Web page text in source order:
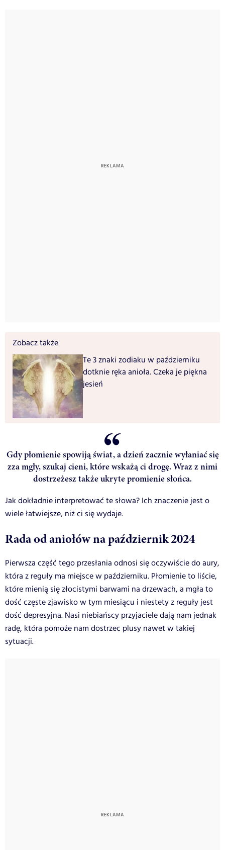
Zobacz także
Te 3 znaki zodiaku w październiku
dotknie ręka anioła. Czeka je piękna
jesień
Gdy płomienie spowiją świat, a dzień zacznie wyłaniać się
zza mgły, szukaj cieni, które wskażą ci drogę. Wraz z nimi
dostrzeżesz także ukryte promienie słońca.
Jak dokładnie interpretować te słowa? Ich znaczenie jest o
wiele łatwiejsze, niż ci się wydaje.
Rada od aniołów na październik 2024
Pierwsza część tego przesłania odnosi się oczywiście do aury,
która z reguły ma miejsce w październiku. Płomienie to liście,
które mienią się złocistymi barwami na drzewach, a mgła to
dość częste zjawisko w tym miesiącu i niestety z reguły jest
dość depresyjna. Nasi niebiańscy przyjaciele dają nam jednak
radę, która pomoże nam dostrzec plusy nawet w takiej
sytuacji.